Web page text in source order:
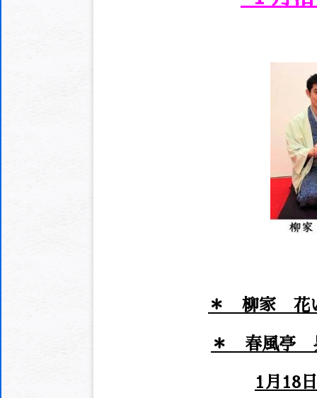
＊ 柳家 花
＊ 春風亭
1月18